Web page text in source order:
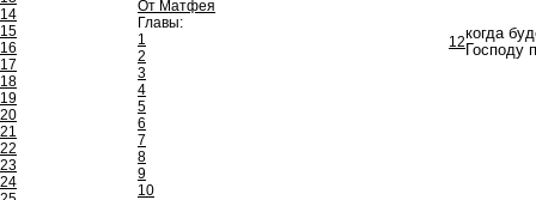
14
15
16
17
18
19
20
21
22
23
24
От Матфея
Главы:
1
2
3
4
5
6
7
8
9
10
12когда
Господу